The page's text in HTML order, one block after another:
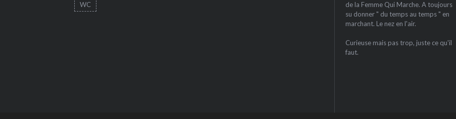
WC
de la Femme Qui Marche. A toujours
su donner " du temps au temps " en
marchant. Le nez en l'air.
Curieuse mais pas trop, juste ce qu'il
faut.